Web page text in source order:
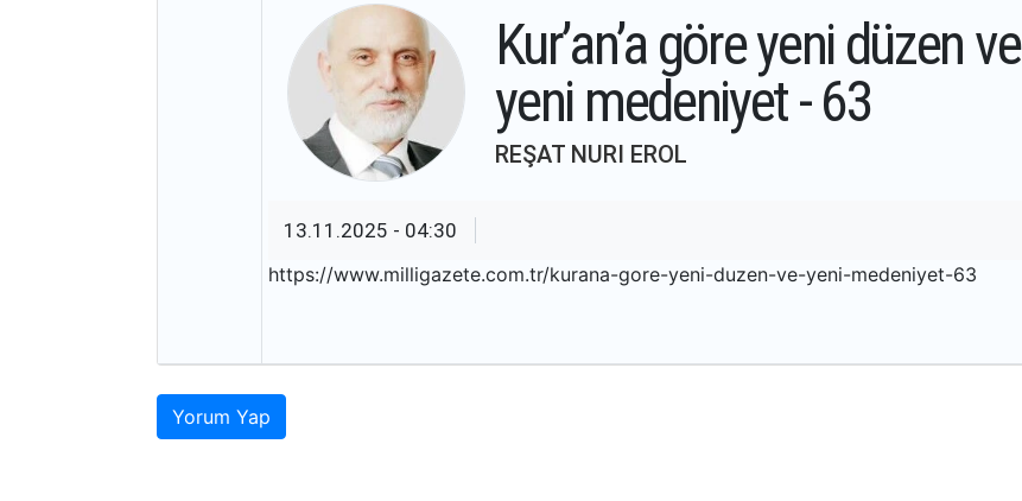
Kur’an’a göre yeni düzen ve
yeni medeniyet - 63
REŞAT NURI EROL
13.11.2025 - 04:30
https://www.milligazete.com.tr/kurana-gore-yeni-duzen-ve-yeni-medeniyet-63
Yorum Yap